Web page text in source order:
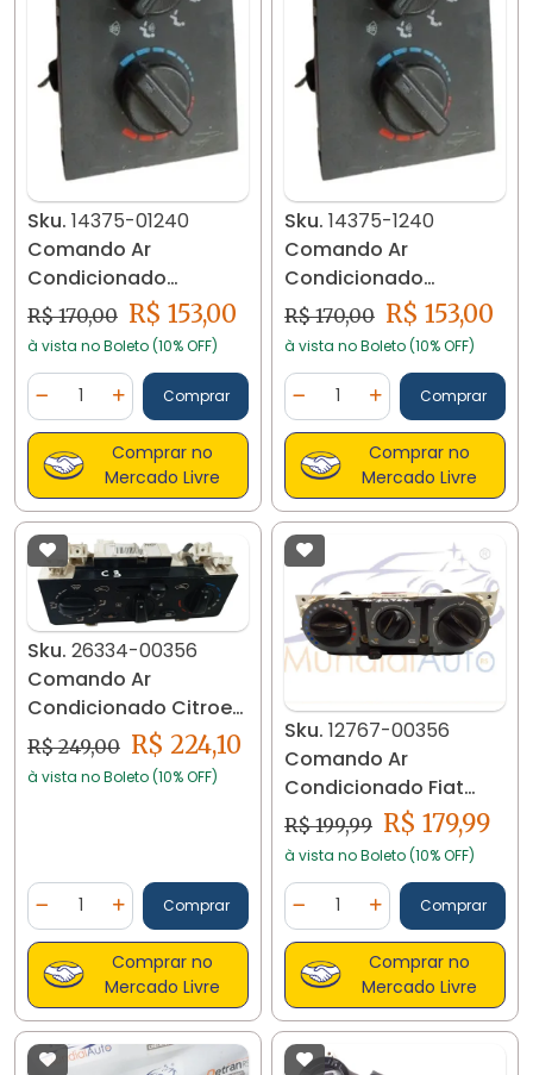
Sku. 14375-01240
Comando Ar
Condicionado
Cherokee Sport 97/01
6cc 14375-01240
R$ 170,00 R$ 153,00
à vista no Boleto (10% OFF)
Diminuir Quantidade
Quantidade
Adicionar Quantidade
Comprar
Comprar no
Mercado Livre
Sku. 14375-1240
Comando Ar
Condicionado
Cherokee Sport 97/01
6cc 14375-01240
R$ 170,00 R$ 153,00
à vista no Boleto (10% OFF)
Diminuir Quantidade
Quantidade
AdicionarComprar
Comprar no
Mercado Livre
Sku. 26334-00356
Comando Ar
Condicionado Citroen
C3 1.6 2010 154540800
26334
R$ 249,00 R$ 224,10
à vista no Boleto (10% OFF)
Diminuir Quantidade
Quantidade
Adicionar Quantidade
Comprar
Comprar no
Mercado Livre
Sku. 12767-00356
Comando Ar
Condicionado Fiat
Palio 07/.. 12767
R$ 199,99 R$ 179,99
à vista no Boleto (10% OFF)
Diminuir Quantidade
Quantidade
AdicionarComprar
Comprar no
Mercado Livre